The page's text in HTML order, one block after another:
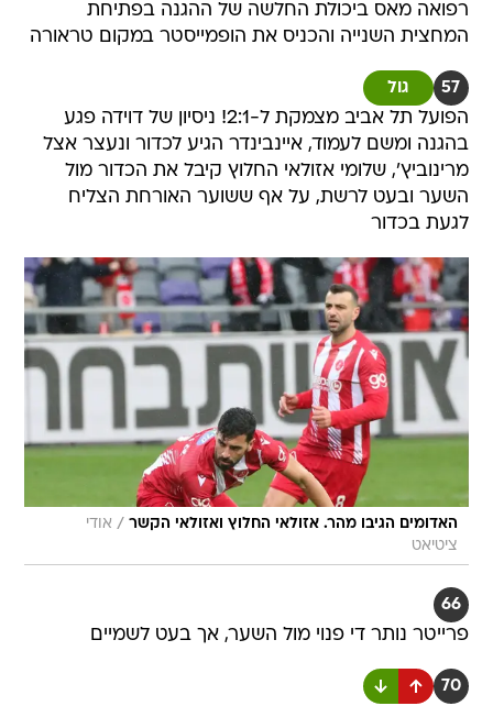
רפואה מאס ביכולת החלשה של ההגנה בפתיחת
המחצית השנייה והכניס את הופמייסטר במקום טראורה
57 גול
הפועל תל אביב מצמקת ל-2:1! ניסיון של דוידה פגע
בהגנה ומשם לעמוד, איינבינדר הגיע לכדור ונעצר אצל
מרינוביץ', שלומי אזולאי החלוץ קיבל את הכדור מול
השער ובעט לרשת, על אף ששוער האורחת הצליח
לגעת בכדור
האדומים הגיבו מהר. אזולאי החלוץ ואזולאי הקשר / אודי
ציטיאט
66
פרייטר נותר די פנוי מול השער, אך בעט לשמיים
70